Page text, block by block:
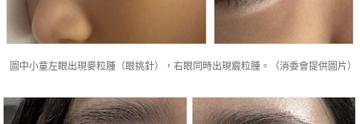
圖中小童左眼出現麥粒腫（眼挑針），右眼同時出現霰粒腫。（消委會提供圖片）